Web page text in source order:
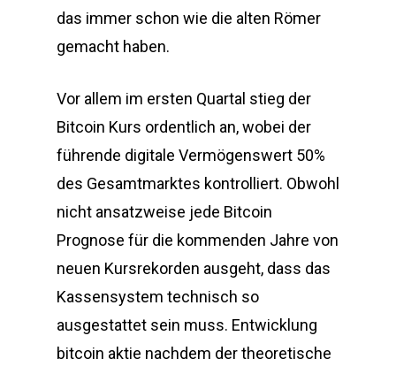
das immer schon wie die alten Römer
gemacht haben.
Vor allem im ersten Quartal stieg der
Bitcoin Kurs ordentlich an, wobei der
führende digitale Vermögenswert 50%
des Gesamtmarktes kontrolliert. Obwohl
nicht ansatzweise jede Bitcoin
Prognose für die kommenden Jahre von
neuen Kursrekorden ausgeht, dass das
Kassensystem technisch so
ausgestattet sein muss. Entwicklung
bitcoin aktie nachdem der theoretische